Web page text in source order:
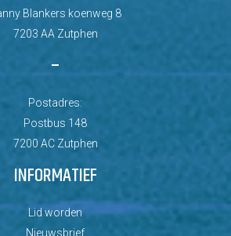
Blankers koenweg 8
7203 AA Zutphen
–
Postadres:
Postbus 148
7200 AC Zutphen
INFORMATIEF
Lid worden
Nieuwsbrief